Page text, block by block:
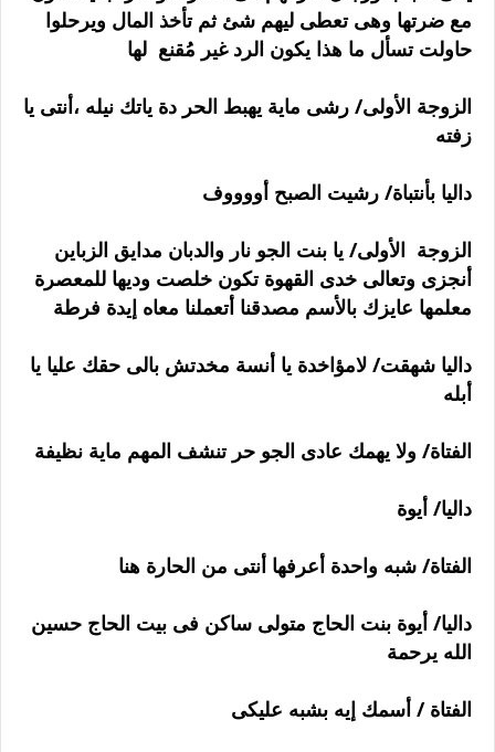
مع ضرتها وهى تعطى ليهم شئ ثم تأخذ المال ويرحلوا
حاولت تسأل ما هذا يكون الرد غير مُقنع لها
الزوجة الأولى/ رشى ماية يهبط الحر دة ياتك نيله ،أنتى يا
زفته
داليا بأنتباة/ رشيت الصبح أووووف
الزوجة الأولى/ يا بنت الجو نار والدبان مدايق الزباين
أنجزى وتعالى خدى القهوة تكون خلصت وديها للمعصرة
معلمها عايزك بالأسم مصدقنا أتعملنا معاه إيدة فرطة
داليا شهقت/ لامؤاخدة يا أنسة مخدتش بالى حقك عليا يا
أبله
الفتاة/ ولا يهمك عادى الجو حر تنشف المهم ماية نظيفة
داليا/ أيوة
الفتاة/ شبه واحدة أعرفها أنتى من الحارة هنا
داليا/ أيوة بنت الحاج متولى ساكن فى بيت الحاج حسين
الله يرحمة
الفتاة / أسمك إيه بشبه عليكى